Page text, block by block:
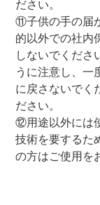
ださい。
⑪子供の手の届
的以外での社内
しないでくださ
うに注意し、一
に戻さないでく
ださい。
⑫用途以外には
技術を要するた
の方はご使用を